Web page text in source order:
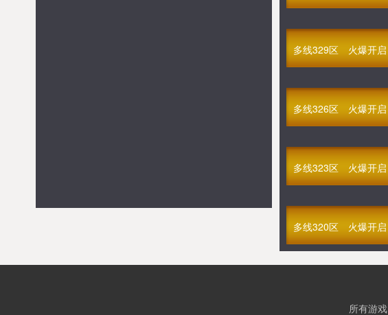
多线329区 火爆开启
多线326区 火爆开启
多线323区 火爆开启
多线320区 火爆开启
所有游戏